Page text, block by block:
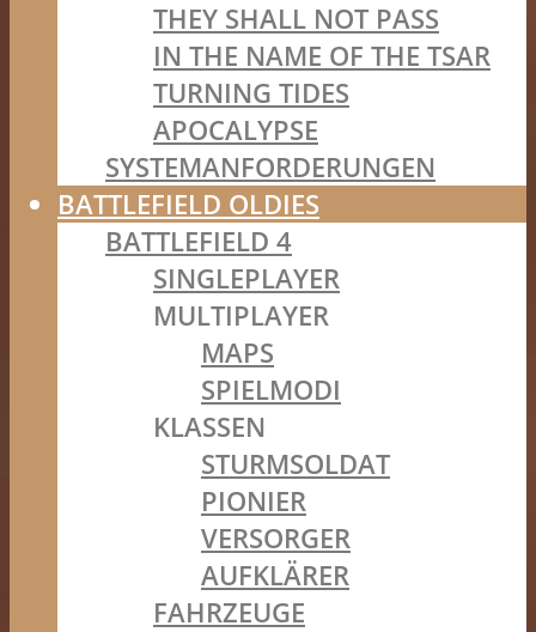
THEY SHALL NOT PASS
IN THE NAME OF THE TSAR
TURNING TIDES
APOCALYPSE
SYSTEMANFORDERUNGEN
BATTLEFIELD OLDIES
BATTLEFIELD 4
SINGLEPLAYER
MULTIPLAYER
MAPS
SPIELMODI
KLASSEN
STURMSOLDAT
PIONIER
VERSORGER
AUFKLÄRER
FAHRZEUGE